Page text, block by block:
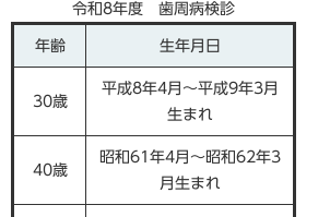
令和8年度 歯周病検診
年齢 生年月日
30歳
平成8年4月～平成9年3月
生まれ
40歳
昭和61年4月～昭和62年3
月生まれ